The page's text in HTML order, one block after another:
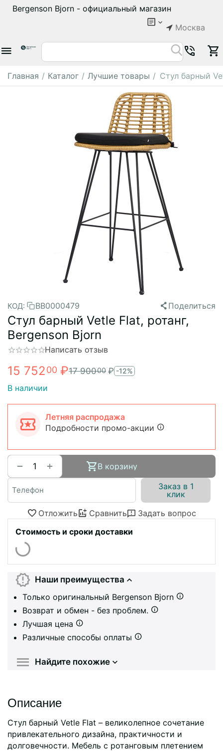
Bergenson Bjorn - официальный магазин
Москва
Главная / Каталог / Лучшие товары / Стул барный
КОД: BB0000479 Поделиться
Стул барный Vetle Flat, ротанг,
Bergenson Bjorn
Написать отзыв
15 75200 ₽17 90000 ₽ -12%
В наличии
Летняя распродажа
Подробности промо-акции
+
−
В корзину
Заказ в 1
клик
Отложить
Сравнить
Задать вопрос
Стоимость и сроки доставки
Наши преимущества
Только оригинальный Bergenson Bjorn
Возврат и обмен - без проблем.
Лучшая цена
Различные способы оплаты
Найдите похожие
Описание
Стул барный Vetle Flat – великолепное сочетание
привлекательного дизайна, практичности и
долговечности. Мебель с ротанговым плетением